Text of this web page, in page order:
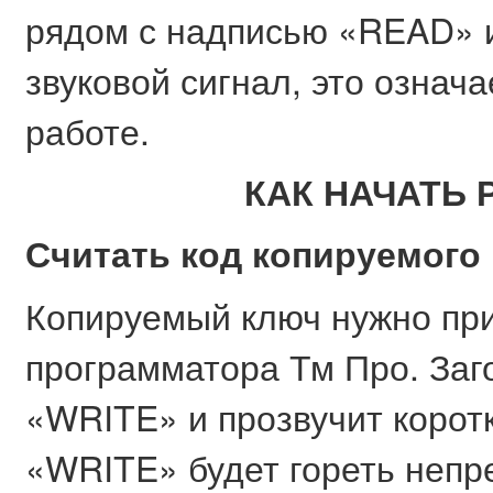
рядом с надписью «READ»
звуковой сигнал, это
работе.
КАК НАЧАТЬ
Считать код
Копируемый ключ нужно
программатора Тм Про.
«WRITE» и прозвучит
«WRITE» будет гореть